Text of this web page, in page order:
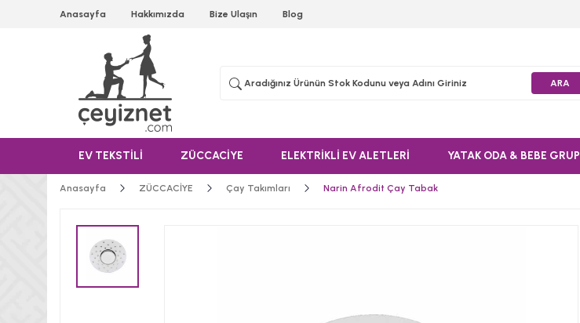
Anasayfa Hakkımızda Bize Ulaşın Blog
ARA
EV TEKSTİLİ ZÜCCACİYE ELEKTRİKLİ EV ALETLERİ YATAK ODA & BEBE GRUP
Anasayfa ZÜCCACİYE Çay Takımları Narin Afrodit Çay Tabak